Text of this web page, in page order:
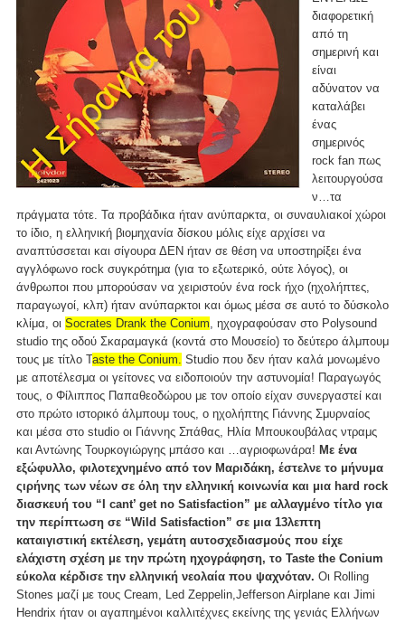
διαφορετική
από τη
σημερινή και
είναι
αδύνατον να
καταλάβει
ένας
σημερινός
rock fan πως
λειτουργούσα
ν…τα
πράγματα τότε. Τα προβάδικα ήταν ανύπαρκτα, οι συναυλιακοί χώροι
το ίδιο, η ελληνική βιομηχανία δίσκου μόλις είχε αρχίσει να
αναπτύσσεται και σίγουρα ΔΕΝ ήταν σε θέση να υποστηρίξει ένα
αγγλόφωνο rock συγκρότημα (για το εξωτερικό, ούτε λόγος), οι
άνθρωποι που μπορούσαν να χειριστούν ένα rock ήχο (ηχολήπτες,
παραγωγοί, κλπ) ήταν ανύπαρκτοι και όμως μέσα σε αυτό το δύσκολο
κλίμα, οι Socrates Drank the Conium, ηχογραφούσαν στο Polysound
studio της οδού Σκαραμαγκά (κοντά στο Μουσείο) το δεύτερο άλμπουμ
τους με τίτλο Taste the Conium. Studio που δεν ήταν καλά μονωμένο
με αποτέλεσμα οι γείτονες να ειδοποιούν την αστυνομία! Παραγωγός
τους, ο Φίλιππος Παπαθεοδώρου με τον οποίο είχαν συνεργαστεί και
στο πρώτο ιστορικό άλμπουμ τους, o ηχολήπτης Γιάννης Σμυρναίος
και μέσα στο studio οι Γιάννης Σπάθας, Ηλία Μπουκουβάλας ντραμς
και Αντώνης Τουρκογιώργης μπάσο και …αγριοφωνάρα! Με ένα
εξώφυλλο, φιλοτεχνημένο από τον Μαριδάκη, έστελνε το μήνυμα
ςιρήνης των νέων σε όλη την ελληνική κοινωνία και μια hard rock
διασκευή του “I cant’ get no Satisfaction” με αλλαγμένο τίτλο για
την περίπτωση σε “Wild Satisfaction” σε μια 13λεπτη
καταιγιστική εκτέλεση, γεμάτη αυτοσχεδιασμούς που είχε
ελάχιστη σχέση με την πρώτη ηχογράφηση, το Taste the Conium
εύκολα κέρδισε την ελληνική νεολαία που ψαχνόταν. Οι Rolling
Stones μαζί με τους Cream, Led Zeppelin,Jefferson Airplane και Jimi
Hendrix ήταν οι αγαπημένοι καλλιτέχνες εκείνης της γενιάς Ελλήνων